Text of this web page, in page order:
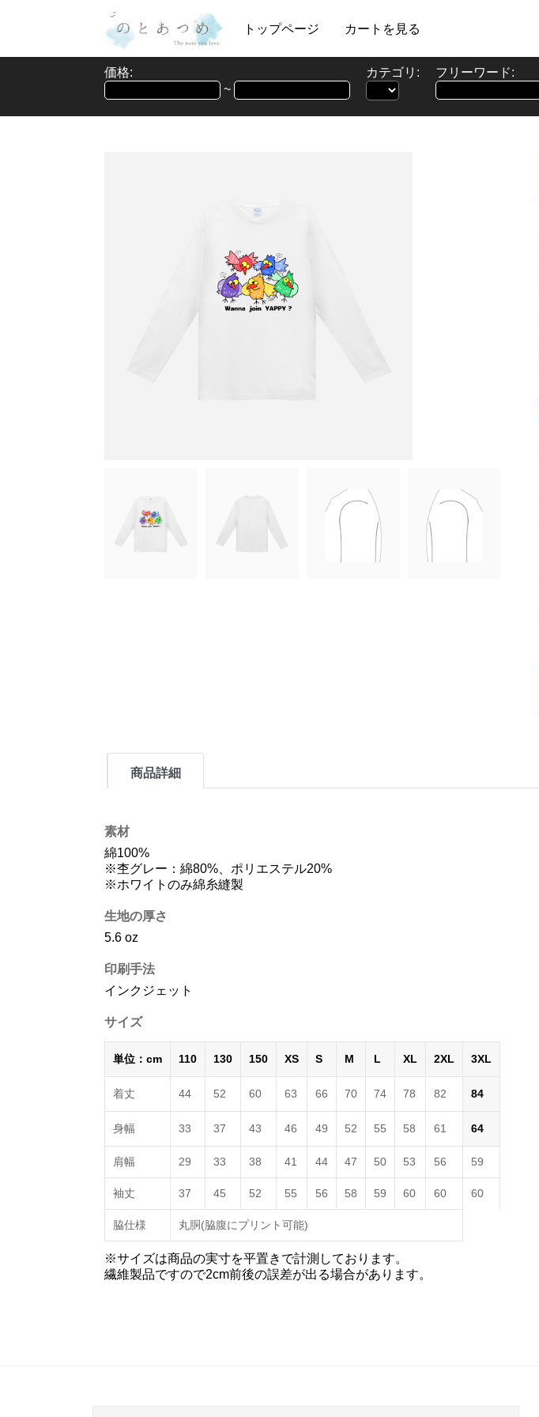
トップページ カートを見る
価格:
~
カテゴリ:
フリーワード:
商品詳細
素材
綿100%
※杢グレー：綿80%、ポリエステル20%
※ホワイトのみ綿糸縫製
生地の厚さ
5.6 oz
印刷手法
インクジェット
サイズ
単位：cm 110 130 150 XS S M L XL 2XL 3XL
着丈 44 52 60 63 66 70 74 78 82 84
身幅 33 37 43 46 49 52 55 58 61 64
肩幅 29 33 38 41 44 47 50 53 56 59
袖丈 37 45 52 55 56 58 59 60 60 60
脇仕様 丸胴(脇腹にプリント可能)
※サイズは商品の実寸を平置きで計測しております。
繊維製品ですので2cm前後の誤差が出る場合があります。